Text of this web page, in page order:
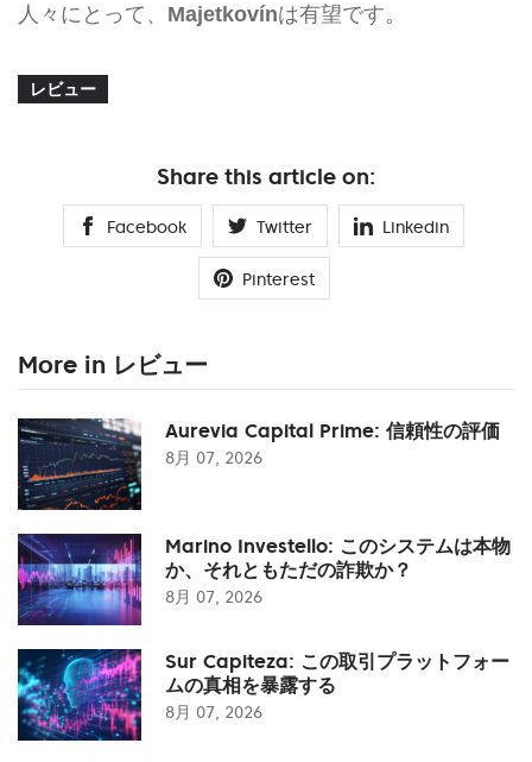
人々にとって、 Majetkovínは有望です。
レビュー
Share this article on:
Facebook Twitter Linkedin
Pinterest
More in レビュー
Aurevia Capital Prime: 信頼性の評価
8月 07, 2026
Marino Investello: このシステムは本物
か、それともただの詐欺か？
8月 07, 2026
Sur Capiteza: この取引プラットフォー
ムの真相を暴露する
8月 07, 2026